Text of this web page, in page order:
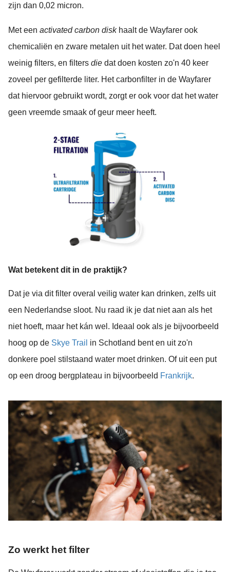
zijn dan 0,02 micron.
Met een activated carbon diskhaalt de Wayfarer ook
chemicaliën en zware metalen uit het water. Dat doen heel
weinig filters, en filters die dat doen kosten zo'n 40 keer
zoveel per gefilterde liter. Het carbonfilter in de Wayfarer
dat hiervoor gebruikt wordt, zorgt er ook voor dat het water
geen vreemde smaak of geur meer heeft.
Wat betekent dit in de praktijk?
Dat je via dit filter overal veilig water kan drinken, zelfs uit
een Nederlandse sloot. Nu raad ik je dat niet aan als het
niet hoeft, maar het kán wel. Ideaal ook als je bijvoorbeeld
hoog op de Skye Trail in Schotland bent en uit zo'n
donkere poel stilstaand water moet drinken. Of uit een put
op een droog bergplateau in bijvoorbeeld Frankrijk.
Zo werkt het filter